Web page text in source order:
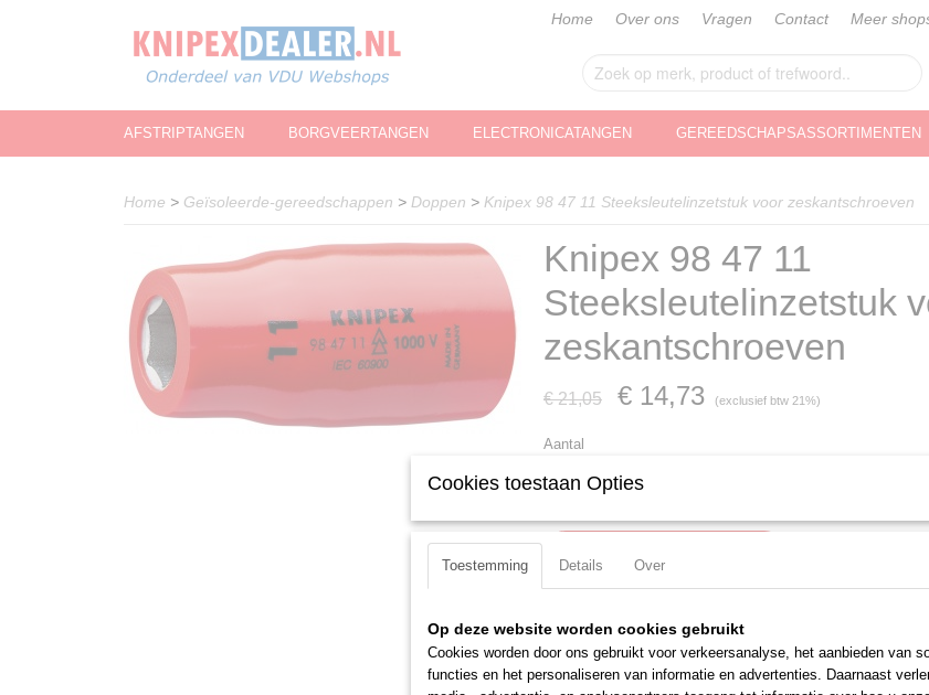
Home Over ons Vragen Contact Meer
AFSTRIPTANGEN BORGVEERTANGEN ELECTRONICATANGEN GEREEDSCHAPSASSORTIMENTEN
Home > Geïsoleerde-gereedschappen > Doppen > Knipex 98 47 11 Steeksleutelinzetstuk voor zeskantschroeven
Knipex 98 47 11
Steeksleutelinzetstuk
zeskantschroeven
€ 21,05 € 14,73 (exclusief btw 21%)
Aantal
Specificaties
Productcode
98 47 11
EAN code
Omschrijving
Cookies toestaan Opties
Toestemming Details Over
Op deze website worden cookies gebruikt
Cookies worden door ons gebruikt voor verkeersanalyse, het aanbieden van
functies en het personaliseren van informatie en advertenties. Daarnaast